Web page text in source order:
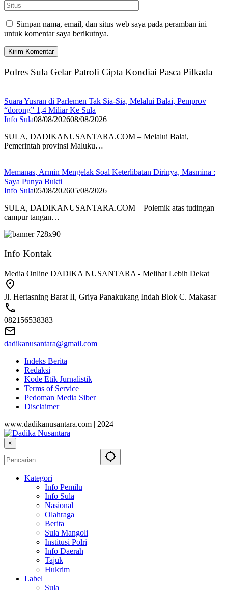
Simpan nama, email, dan situs web saya pada peramban ini
untuk komentar saya berikutnya.
Polres Sula Gelar Patroli Cipta Kondiai Pasca Pilkada
Suara Yusran di Parlemen Tak Sia-Sia, Melalui Balai, Pemprov
“dorong” 1,4 Miliar Ke Sula
Info Sula08/08/202608/08/2026
SULA, DADIKANUSANTARA.COM – Melalui Balai,
Pemerintah provinsi Maluku…
Memanas, Armin Mengelak Soal Keterlibatan Dirinya, Masmina :
Saya Punya Bukti
Info Sula05/08/202605/08/2026
SULA, DADIKANUSANTARA.COM – Polemik atas tudingan
campur tangan…
Info Kontak
Media Online DADIKA NUSANTARA - Melihat Lebih Dekat
Jl. Hertasning Barat II, Griya Panakukang Indah Blok C. Makasar
082156538383
dadikanusantara@gmail.com
Indeks Berita
Redaksi
Kode Etik Jurnalistik
Terms of Service
Pedoman Media Siber
Disclaimer
www.dadikanusantara.com | 2024
×
Kategori
Info Pemilu
Info Sula
Nasional
Olahraga
Berita
Sula Mangoli
Institusi Polri
Info Daerah
Tajuk
Hukrim
Label
Sula